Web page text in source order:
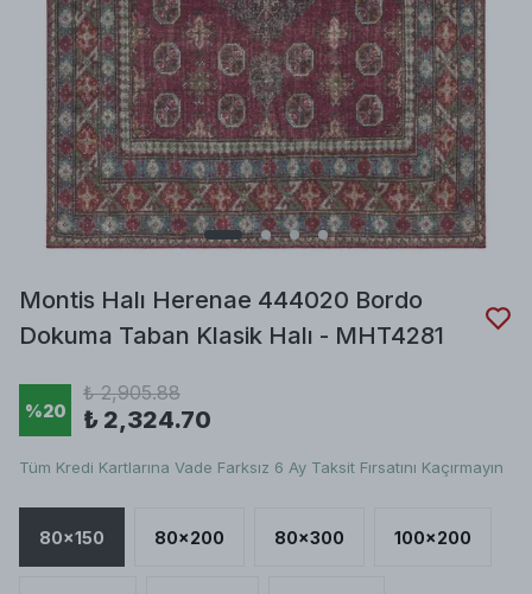
Montis Halı Herenae 444020 Bordo
Dokuma Taban Klasik Halı - MHT4281
%20
₺ 2,905.88
₺ 2,324.70
Tüm Kredi Kartlarına Vade Farksız 6 Ay Taksit Fırsatını Kaçırmayın
80x150 80x200 80x300 100x200